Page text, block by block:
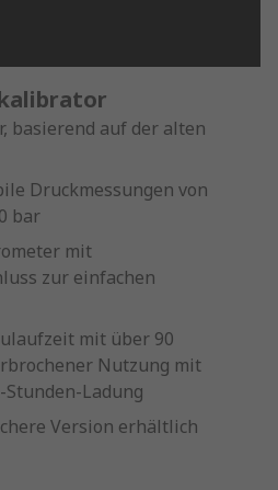
basierend auf der alten
Druckmessungen von
bar
mit
zur einfachen
mit über 90
Nutzung mit
Ladung
Version erhältlich